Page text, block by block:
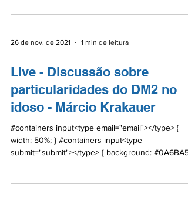
26 de nov. de 2021 1 min de leitura
Live - Discussão sobre
particularidades do DM2 no
idoso - Márcio Krakauer
#containers input<type email="email"></type> {
width: 50%; } #containers input<type
submit="submit"></type> { background: #0A6BA5;